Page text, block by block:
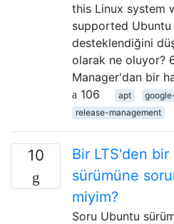
this Linux system
supported Ubuntu
desteklendiğini
olarak ne oluyor?
Manager'dan bir
106
apt
release-management
10
Bir LTS'den bir
sürümüne
miyim?
Soru Ubuntu